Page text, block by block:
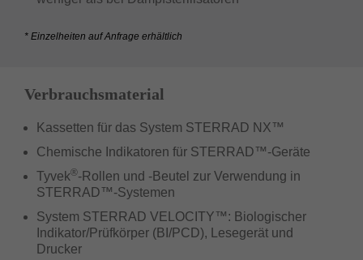
* Einzelheiten auf Anfrage erhältlich
Verbrauchsmaterial
Kassetten für das System STERRAD NX™
Chemische Indikatoren für STERRAD™-Geräte
Tyvek®-Rollen und -Beutel zur Verwendung in
STERRAD™-Systemen
System STERRAD VELOCITY™: Biologischer
Indikator/Prüfkörper (BI/PCD), Lesegerät und
Drucker